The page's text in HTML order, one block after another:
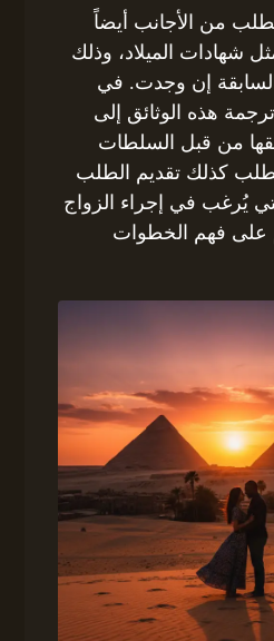
من الأجانب أيضاً
شهادات الميلاد، وذلك
السابقة إن وجدت. في
هذه الوثائق إلى
من قبل السلطات
كذلك تقديم الطلب
يُرغب في إجراء الزواج
على فهم الخطوات